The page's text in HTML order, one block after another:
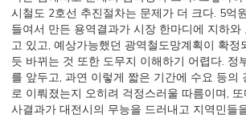
시철도 2호선 추진절차는 문제가 더 크다. 5억
들여서 만든 용역결과가 시장 한마디에 지하
고 있고, 예상가능했던 광역철도망계획이 확정
듯 바뀌는 것 또한 도무지 이해하기 어렵다. 정
를 앞두고, 과연 이렇게 짧은 기간에 수요 등의
로 이뤄졌는지 오히려 걱정스러울 따름이며,
사결과가 대전시의 무능을 드러내고 지역민들